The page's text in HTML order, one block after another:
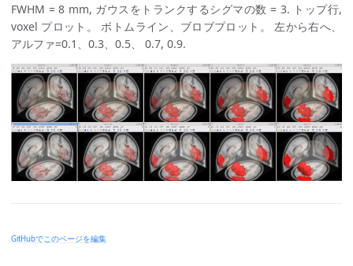
FWHM = 8 mm, ガウスをトランクするシグマの数 = 3. トップ行,
voxel プロット。 ボトムライン、ブロブプロット。 左から右へ、
アルファ=0.1、0.3、0.5、 0.7, 0.9.
GitHubでこのページを編集